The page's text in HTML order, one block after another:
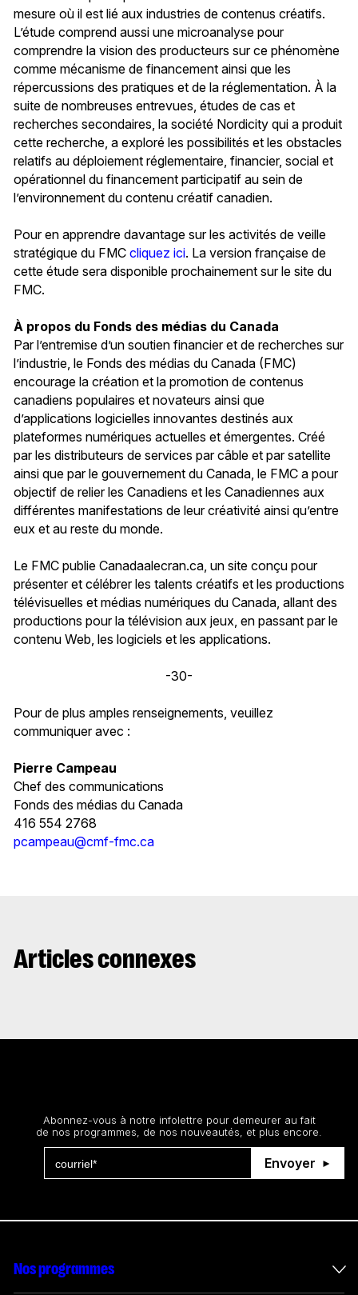
mesure où il est lié aux industries de contenus créatifs.
L’étude comprend aussi une microanalyse pour
comprendre la vision des producteurs sur ce phénomène
comme mécanisme de financement ainsi que les
répercussions des pratiques et de la réglementation. À la
suite de nombreuses entrevues, études de cas et
recherches secondaires, la société Nordicity qui a produit
cette recherche, a exploré les possibilités et les obstacles
relatifs au déploiement réglementaire, financier, social et
opérationnel du financement participatif au sein de
l’environnement du contenu créatif canadien.
Pour en apprendre davantage sur les activités de veille
stratégique du FMC cliquez ici. La version française de
cette étude sera disponible prochainement sur le site du
FMC.
À propos du Fonds des médias du Canada
Par l’entremise d’un soutien financier et de recherches sur
l’industrie, le Fonds des médias du Canada (FMC)
encourage la création et la promotion de contenus
canadiens populaires et novateurs ainsi que
d’applications logicielles innovantes destinés aux
plateformes numériques actuelles et émergentes. Créé
par les distributeurs de services par câble et par satellite
ainsi que par le gouvernement du Canada, le FMC a pour
objectif de relier les Canadiens et les Canadiennes aux
différentes manifestations de leur créativité ainsi qu’entre
eux et au reste du monde.
Le FMC publie Canadaalecran.ca, un site conçu pour
présenter et célébrer les talents créatifs et les productions
télévisuelles et médias numériques du Canada, allant des
productions pour la télévision aux jeux, en passant par le
contenu Web, les logiciels et les applications.
-30-
Pour de plus amples renseignements, veuillez
communiquer avec :
Pierre Campeau
Chef des communications
Fonds des médias du Canada
416 554 2768
pcampeau@cmf-fmc.ca
Articles connexes
Abonnez-vous à notre infolettre pour demeurer au fait
de nos programmes, de nos nouveautés, et plus encore.
Envoyer
Nos programmes